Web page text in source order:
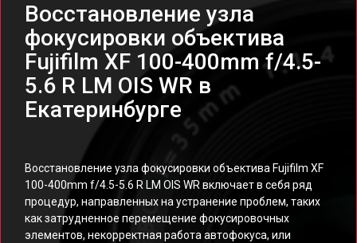
Восстановление узла
фокусировки объектива
Fujifilm XF 100-400mm f/4.5-
5.6 R LM OIS WR в
Екатеринбурге
Восстановление узла фокусировки объектива Fujifilm XF
100-400mm f/4.5-5.6 R LM OIS WR включает в себя ряд
процедур, направленных на устранение проблем, таких
как затрудненное перемещение фокусировочных
элементов, некорректная работа автофокуса, или